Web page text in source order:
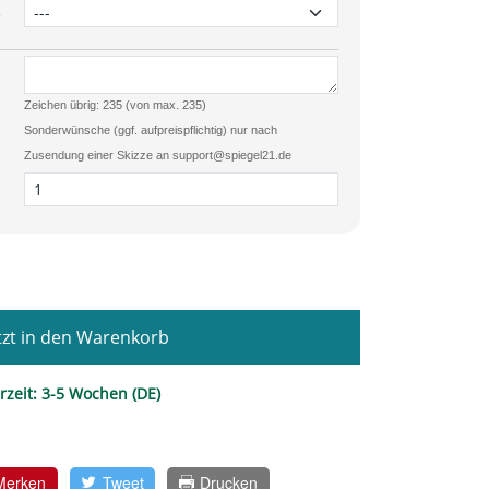
Zeichen übrig: 235 (von max. 235)
Sonderwünsche (ggf. aufpreispflichtig) nur nach
Zusendung einer Skizze an support@spiegel21.de
in den Warenkorb
3-5 Wochen (DE)
Tweet Drucken